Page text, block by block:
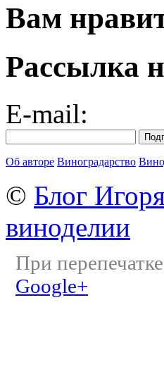
Вам
Рассылка
E-mail:
Об авторе Виноградарство
© Блог
виноделии
При
Google+